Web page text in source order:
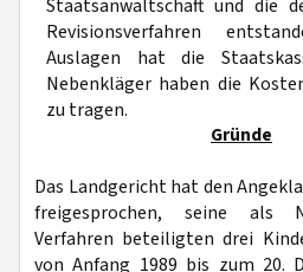
Staatsanwaltschaft und die
Revisionsverfahren
Auslagen hat die
Nebenkläger haben die
zu tragen.
Gründe
Das Landgericht hat den
freigesprochen, seine als
Verfahren beteiligten drei
von Anfang 1989 bis zum 20.